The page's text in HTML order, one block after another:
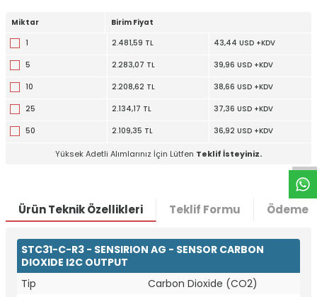
Miktar
Birim Fiyat
1
2.481,59 TL 43,44 USD +KDV
5 2.283,07 TL 39,96 USD +KDV
10 2.208,62 TL 38,66 USD +KDV
25 2.134,17 TL 37,36 USD +KDV
50 2.109,35 TL 36,92 USD +KDV
Yüksek Adetli Alımlarınız İçin Lütfen Teklif İsteyiniz.
Ürün Teknik Özellikleri Teklif Formu Ödeme
STC31-C-R3 - SENSIRION AG - SENSOR CARBON
DIOXIDE I2C OUTPUT
Tip
Carbon Dioxide (CO2)